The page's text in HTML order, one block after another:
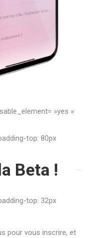
»yes »
top: 80px
Beta !
top: 32px
pour vous inscrire, et